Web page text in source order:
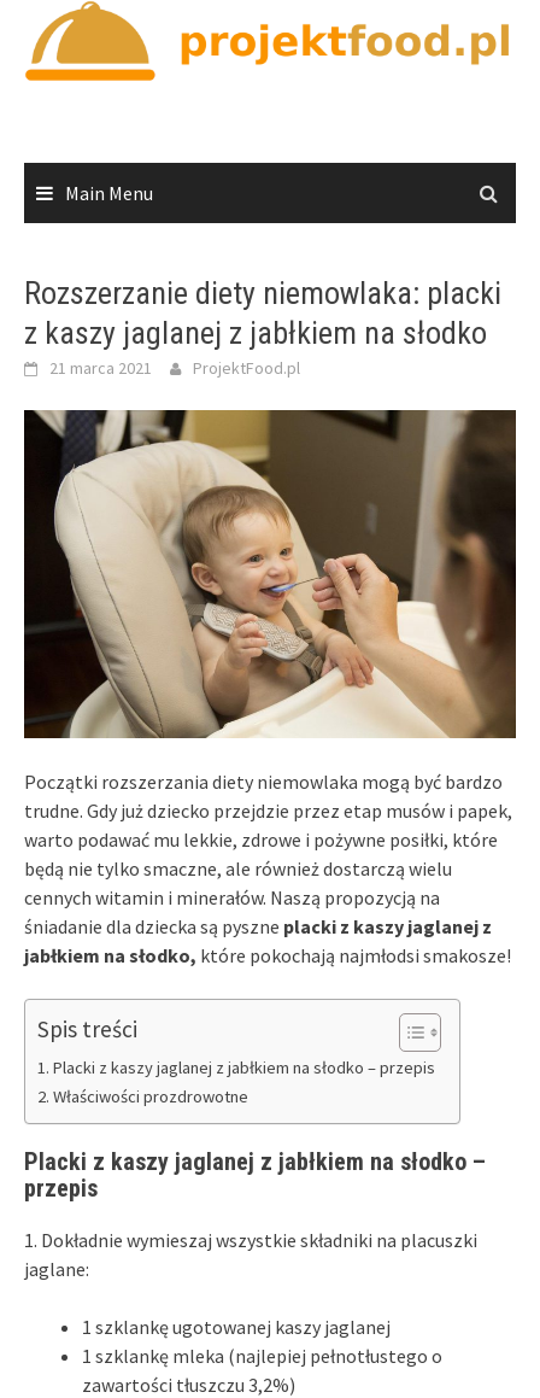
content
Main Menu
Rozszerzanie diety niemowlaka: placki
z kaszy jaglanej z jabłkiem na słodko
21 marca 2021 ProjektFood.pl
Początki rozszerzania diety niemowlaka mogą być bardzo
trudne. Gdy już dziecko przejdzie przez etap musów i papek,
warto podawać mu lekkie, zdrowe i pożywne posiłki, które
będą nie tylko smaczne, ale również dostarczą wielu
cennych witamin i minerałów. Naszą propozycją na
śniadanie dla dziecka są pyszne placki z kaszy jaglanej z
jabłkiem na słodko, które pokochają najmłodsi smakosze!
Spis treści
Placki z kaszy jaglanej z jabłkiem na słodko – przepis
Właściwości prozdrowotne
Placki z kaszy jaglanej z jabłkiem na słodko –
przepis
1. Dokładnie wymieszaj wszystkie składniki na placuszki
jaglane:
1 szklankę ugotowanej kaszy jaglanej
1 szklankę mleka (najlepiej pełnotłustego o
zawartości tłuszczu 3,2%)